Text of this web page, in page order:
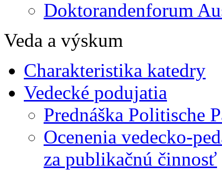
Doktorandenforum
Veda a výskum
Charakteristika katedry
Vedecké podujatia
Prednáška Politische
Ocenenia vedecko-
za publikačnú činnosť